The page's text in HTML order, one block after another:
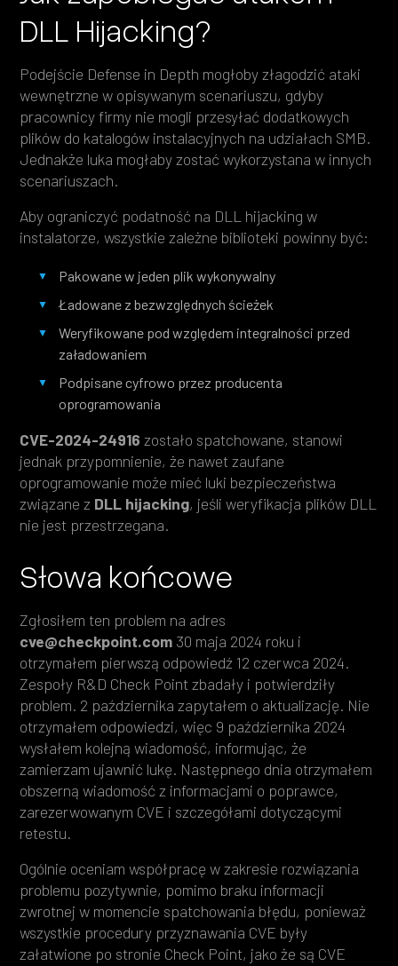
DLL Hijacking?
Podejście Defense in Depth mogłoby złagodzić ataki
wewnętrzne w opisywanym scenariuszu, gdyby
pracownicy firmy nie mogli przesyłać dodatkowych
plików do katalogów instalacyjnych na udziałach SMB.
Jednakże luka mogłaby zostać wykorzystana w innych
scenariuszach.
Aby ograniczyć podatność na DLL hijacking w
instalatorze, wszystkie zależne biblioteki powinny być:
Pakowane w jeden plik wykonywalny
Ładowane z bezwzględnych ścieżek
Weryfikowane pod względem integralności przed
załadowaniem
Podpisane cyfrowo przez producenta
oprogramowania
CVE-2024-24916 zostało spatchowane, stanowi
jednak przypomnienie, że nawet zaufane
oprogramowanie może mieć luki bezpieczeństwa
związane z DLL hijacking, jeśli weryfikacja plików DLL
nie jest przestrzegana.
Słowa końcowe
Zgłosiłem ten problem na adres
cve@checkpoint.com 30 maja 2024 roku i
otrzymałem pierwszą odpowiedź 12 czerwca 2024.
Zespoły R&D Check Point zbadały i potwierdziły
problem. 2 października zapytałem o aktualizację. Nie
otrzymałem odpowiedzi, więc 9 października 2024
wysłałem kolejną wiadomość, informując, że
zamierzam ujawnić lukę. Następnego dnia otrzymałem
obszerną wiadomość z informacjami o poprawce,
zarezerwowanym CVE i szczegółami dotyczącymi
retestu.
Ogólnie oceniam współpracę w zakresie rozwiązania
problemu pozytywnie, pomimo braku informacji
zwrotnej w momencie spatchowania błędu, ponieważ
wszystkie procedury przyznawania CVE były
załatwione po stronie Check Point, jako że są CVE